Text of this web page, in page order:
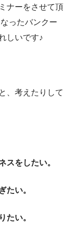
ナーをさせて頂
ったバンクー
しいです♪
、考えたりして
スをしたい。
たい。
たい。